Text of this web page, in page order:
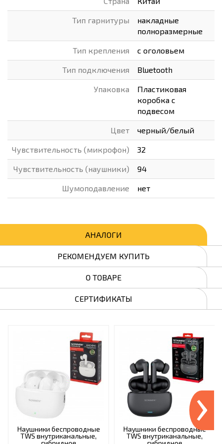
Тип гарнитуры
накладные
полноразмерные
Тип крепления с оголовьем
Тип подключения Bluetooth
Упаковка
Пластиковая
коробка с
подвесом
Цвет черный/белый
Чувствительность (микрофон) 32
Чувствительность (наушники) 94
Шумоподавление нет
АНАЛОГИ
РЕКОМЕНДУЕМ КУПИТЬ
О ТОВАРЕ
СЕРТИФИКАТЫ
Наушники беспроводные
TWS внутриканальные,
Наушники беспроводные
TWS внутриканальные,
›